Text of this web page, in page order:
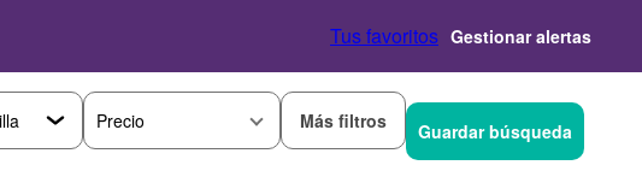
Tus favoritos Gestionar alertas
Precio Más filtros Guardar búsqueda